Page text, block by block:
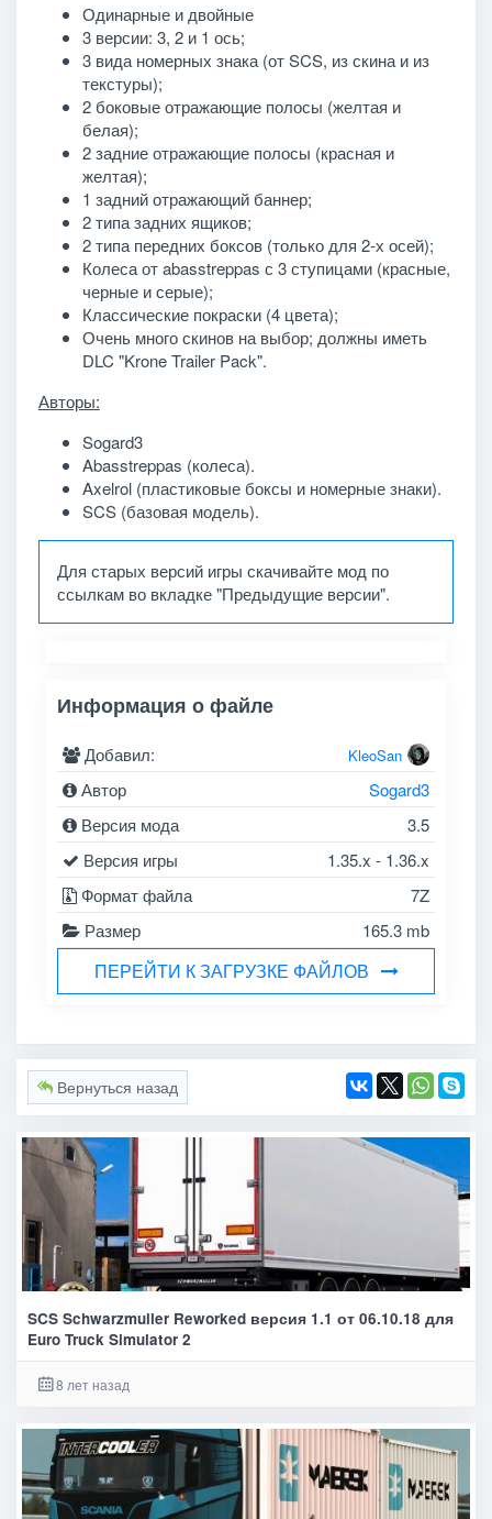
Одинарные и двойные
3 версии: 3, 2 и 1 ось;
3 вида номерных знака (от SCS, из скина и из
текстуры);
2 боковые отражающие полосы (желтая и
белая);
2 задние отражающие полосы (красная и
желтая);
1 задний отражающий баннер;
2 типа задних ящиков;
2 типа передних боксов (только для 2-х осей);
Колеса от abasstreppas с 3 ступицами (красные,
черные и серые);
Классические покраски (4 цвета);
Очень много скинов на выбор; должны иметь
DLC "Krone Trailer Pack".
Авторы:
Sogard3
Abasstreppas (колеса).
Axelrol (пластиковые боксы и номерные знаки).
SCS (базовая модель).
Для старых версий игры скачивайте мод по
ссылкам во вкладке "Предыдущие версии".
Информация о файле
Добавил: KleoSan
Автор
Sogard3
Версия мода
3.5
Версия игры
1.35.x - 1.36.x
Формат файла
7Z
Размер
165.3 mb
ПЕРЕЙТИ К ЗАГРУЗКЕ ФАЙЛОВ
Вернуться назад
SCS Schwarzmuller Reworked версия 1.1 от 06.10.18 для
Euro Truck Simulator 2
8 лет назад